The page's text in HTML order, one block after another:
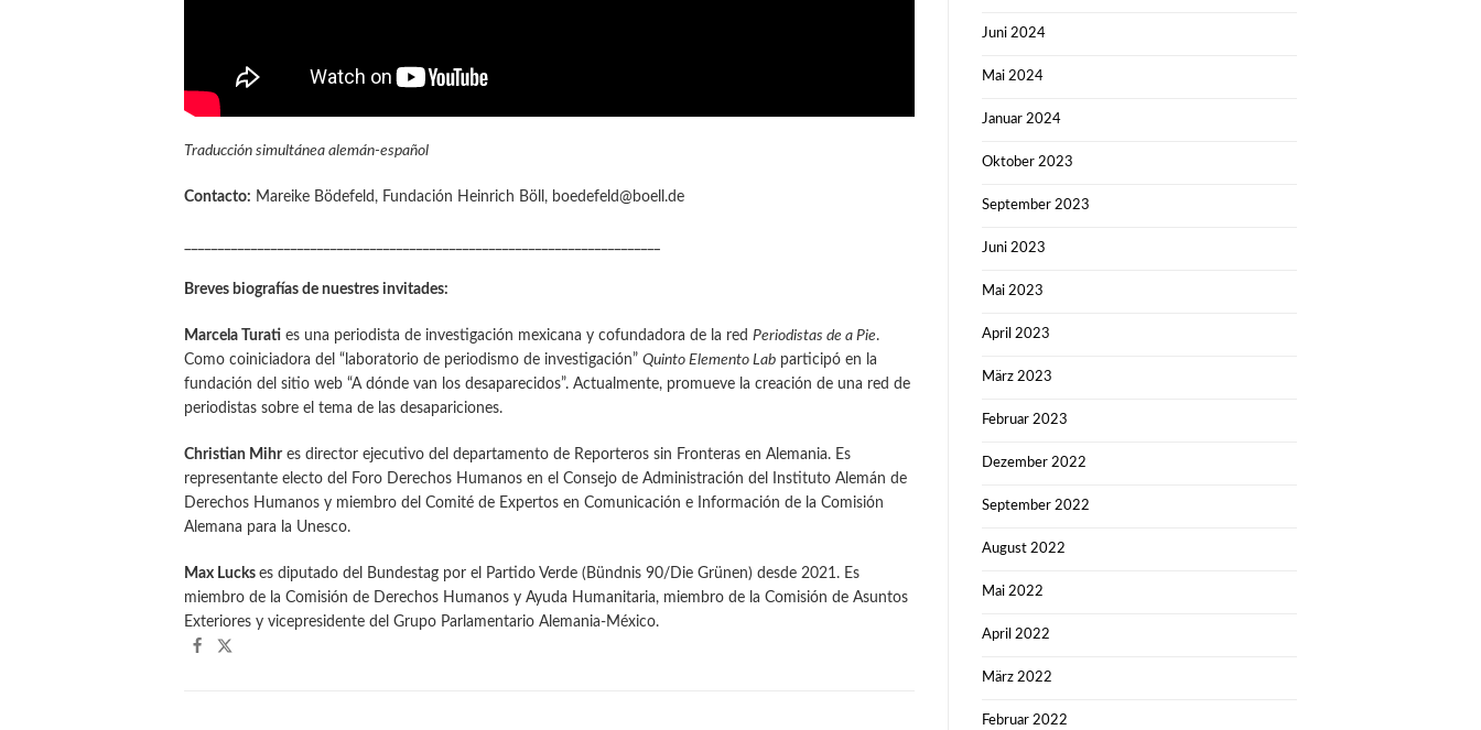
Traducción simultánea alemán-español
Contacto: Mareike Bödefeld, Fundación Heinrich Böll, boedefeld@boell.de
Breves biografías de nuestres invitades:
Marcela Turati es una periodista de investigación mexicana y cofundadora de la red Periodistas de a Pie.
Como coiniciadora del “laboratorio de periodismo de investigación” Quinto Elemento Lab participó en la
fundación del sitio web “A dónde van los desaparecidos”. Actualmente, promueve la creación de una red de
periodistas sobre el tema de las desapariciones.
Christian Mihres director ejecutivo del departamento de Reporteros sin Fronteras en Alemania. Es
representante electo del Foro Derechos Humanos en el Consejo de Administración del Instituto Alemán de
Derechos Humanos y miembro del Comité de Expertos en Comunicación e Información de la Comisión
Alemana para la Unesco.
Max Lucks es diputado del Bundestag por el Partido Verde (Bündnis 90/Die Grünen) desde 2021. Es
miembro de la Comisión de Derechos Humanos y Ayuda Humanitaria, miembro de la Comisión de Asuntos
Exteriores y vicepresidente del Grupo Parlamentario Alemania-México.
Juni 2024
Mai 2024
Januar 2024
Oktober 2023
September 2023
Juni 2023
Mai 2023
April 2023
März 2023
Februar 2023
Dezember 2022
September 2022
August 2022
Mai 2022
April 2022
März 2022
Februar 2022